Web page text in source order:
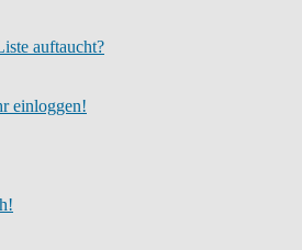
auftaucht?
einloggen!